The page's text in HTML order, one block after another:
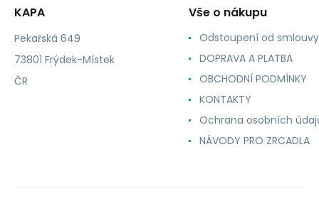
KAPA
Pekařská 649
73801 Frýdek-Místek
ČR
Vše o nákupu
Odstoupení od smlouvy
DOPRAVA A PLATBA
OBCHODNÍ PODMÍNKY
KONTAKTY
Ochrana osobních
NÁVODY PRO ZRCADLA